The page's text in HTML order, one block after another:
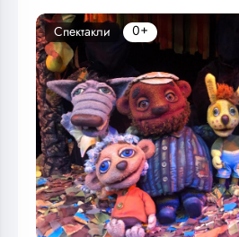
Спектакли 0+